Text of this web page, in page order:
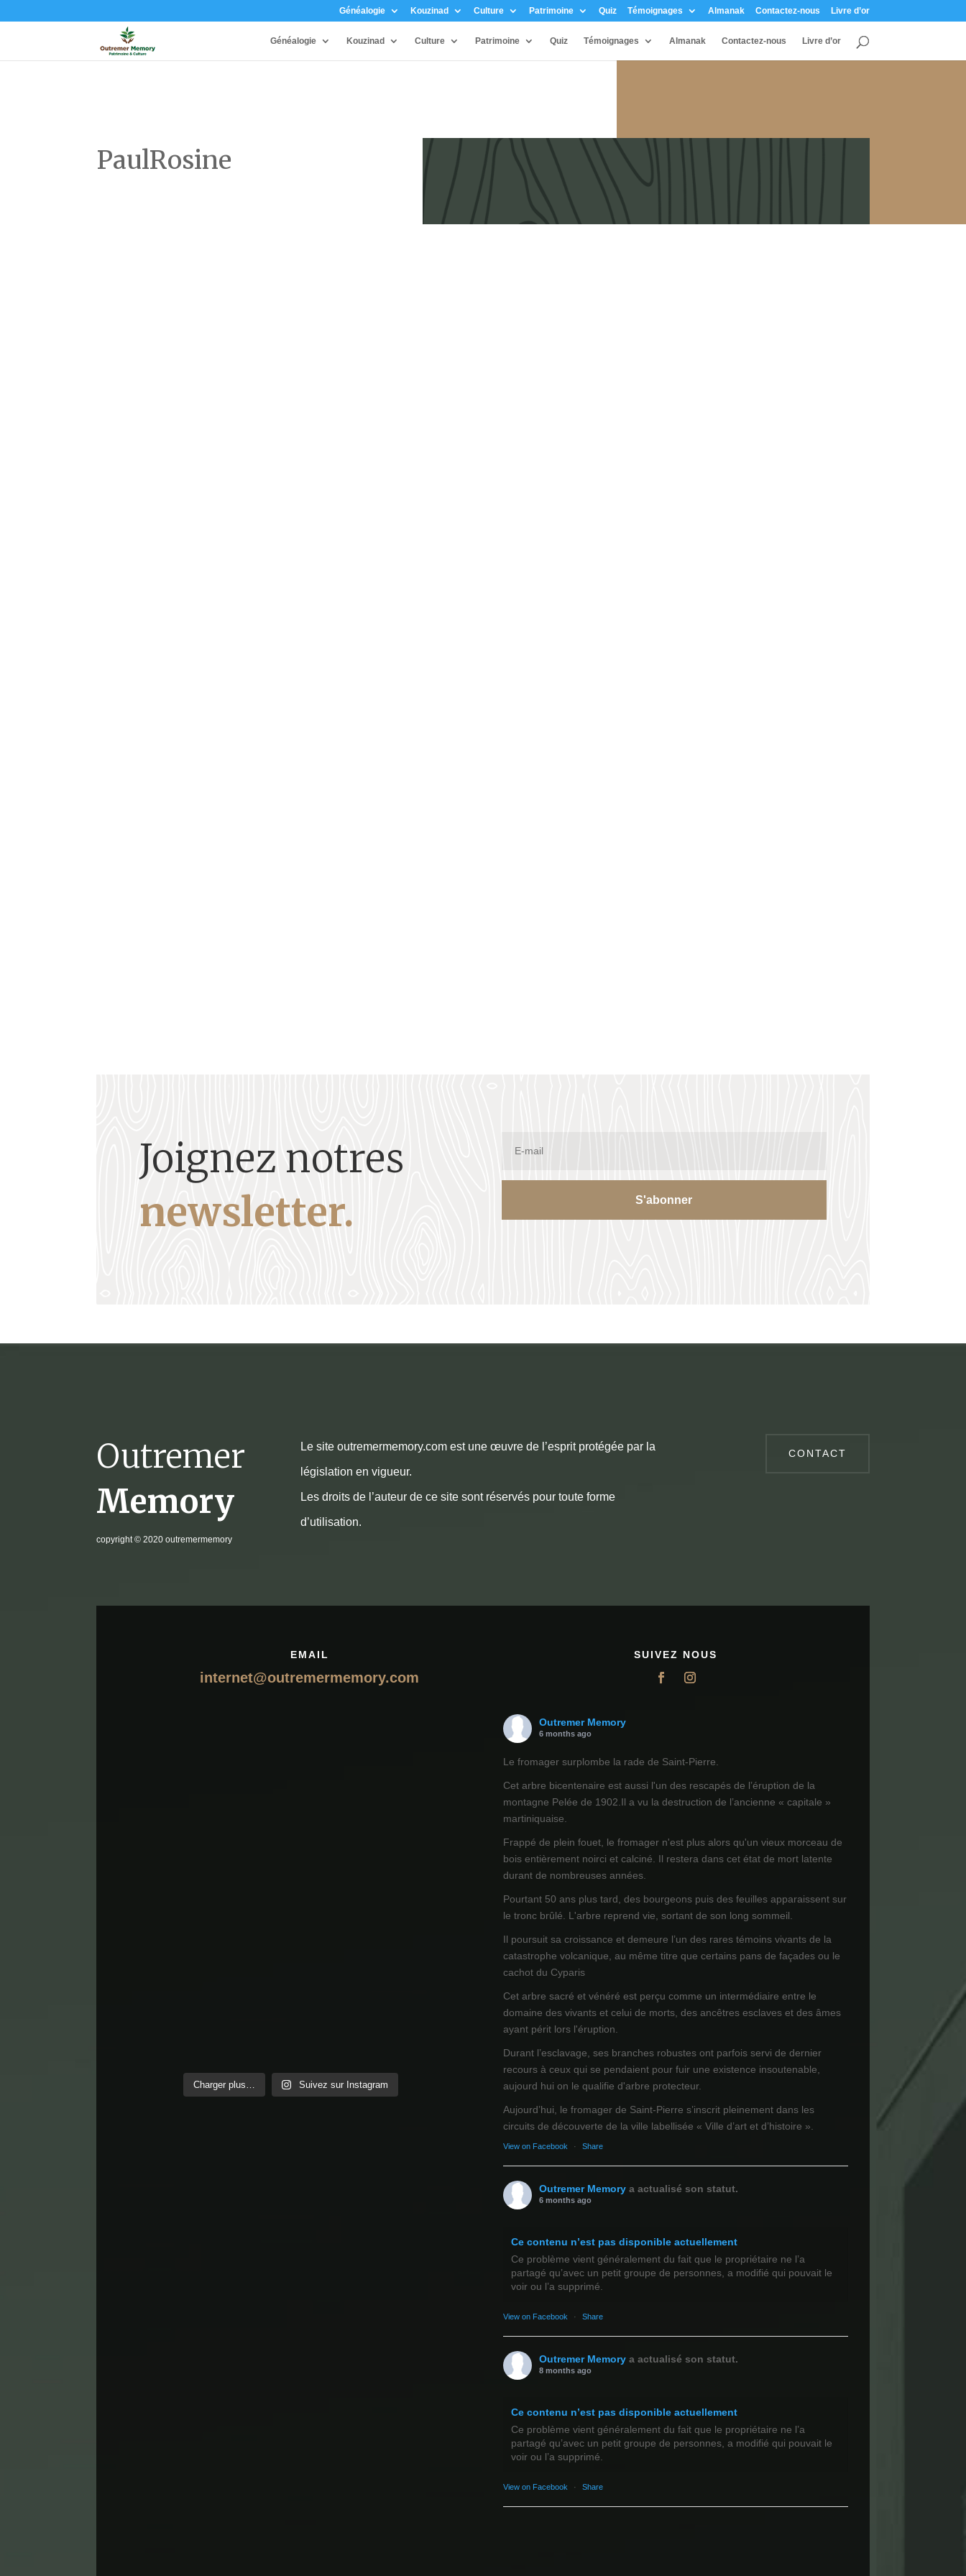
Généalogie Kouzinad Culture Patrimoine Quiz Témoignages Almanak Contactez-nous Livre d’or
Généalogie Kouzinad Culture Patrimoine Quiz Témoignages Almanak Contactez-nous Livre d’or
PaulRosine
Joignez notres
newsletter.
S'abonner
Outremer
Memory
copyright© 2020 outremermemory
Le site outremermemory.com est une œuvre de l’esprit protégée par la
législation en vigueur.
Les droits de l’auteur de ce site sont réservés pour toute forme
d’utilisation.
CONTACT
EMAIL
internet@outremermemory.com
Charger plus… Suivez sur Instagram
SUIVEZ NOUS
Outremer Memory
6 months ago
Le fromager surplombe la rade de Saint-Pierre.
Cet arbre bicentenaire est aussi l'un des rescapés de l’éruption de la
montagne Pelée de 1902.Il a vu la destruction de l’ancienne « capitale »
martiniquaise.
Frappé de plein fouet, le fromager n'est plus alors qu'un vieux morceau de
bois entièrement noirci et calciné. Il restera dans cet état de mort latente
durant de nombreuses années.
Pourtant 50 ans plus tard, des bourgeons puis des feuilles apparaissent sur
le tronc brûlé. L'arbre reprend vie, sortant de son long sommeil.
Il poursuit sa croissance et demeure l’un des rares témoins vivants de la
catastrophe volcanique, au même titre que certains pans de façades ou le
cachot du Cyparis
Cet arbre sacré et vénéré est perçu comme un intermédiaire entre le
domaine des vivants et celui de morts, des ancêtres esclaves et des âmes
ayant périt lors l'éruption.
Durant l’esclavage, ses branches robustes ont parfois servi de dernier
recours à ceux qui se pendaient pour fuir une existence insoutenable,
aujourd hui on le qualifie d'arbre protecteur.
Aujourd’hui, le fromager de Saint-Pierre s’inscrit pleinement dans les
circuits de découverte de la ville labellisée « Ville d’art et d’histoire ».
View on Facebook · Share
Outremer Memory a actualisé son statut.
6 months ago
Ce contenu n’est pas disponible actuellement
Ce problème vient généralement du fait que le propriétaire ne l’a
partagé qu’avec un petit groupe de personnes, a modifié qui pouvait le
voir ou l’a supprimé.
View on Facebook · Share
Outremer Memory a actualisé son statut.
8 months ago
Ce contenu n’est pas disponible actuellement
Ce problème vient généralement du fait que le propriétaire ne l’a
partagé qu’avec un petit groupe de personnes, a modifié qui pouvait le
voir ou l’a supprimé.
View on Facebook · Share